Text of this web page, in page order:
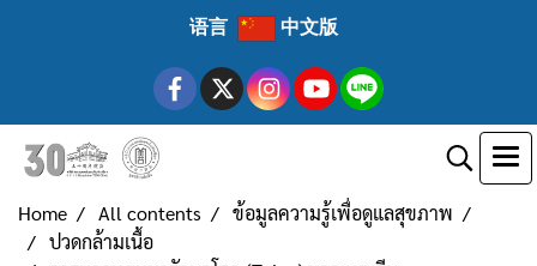
语言 中文版
Home All contents
ข้อมูลความรู้เพื่อดูแลสุขภาพ
ปวดกล้ามเนื้อ